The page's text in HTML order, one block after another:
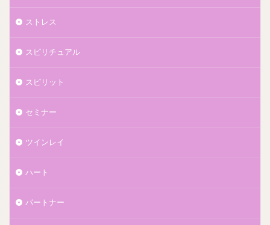
ストレス
スピリチュアル
スピリット
セミナー
ツインレイ
ハート
パートナー